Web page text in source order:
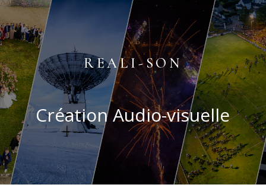
REALI-SON
Création Audio-visuelle